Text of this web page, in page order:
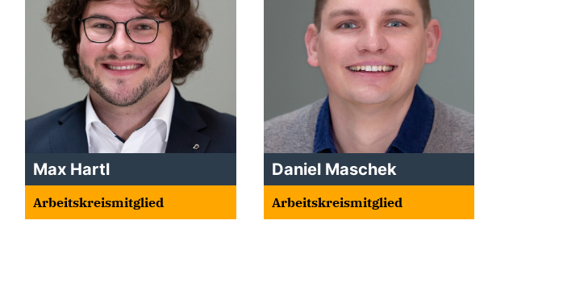
Max Hartl
Arbeitskreismitglied
Daniel Maschek
Arbeitskreismitglied